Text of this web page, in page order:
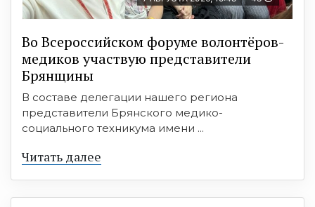
Во Всероссийском форуме волонтёров-
медиков участвую представители
Брянщины
В составе делегации нашего региона
представители Брянского медико-
социального техникума имени ...
Читать далее